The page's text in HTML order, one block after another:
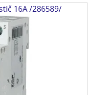
16A /286589/